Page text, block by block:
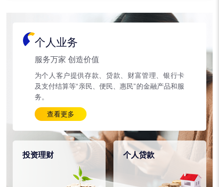
个人业务
服务万家 创造价值
为个人客户提供存款、贷款、财富管理、银行卡
及支付结算等“亲民、便民、惠民”的金融产品和服
务。
查看更多
投资理财 个人贷款